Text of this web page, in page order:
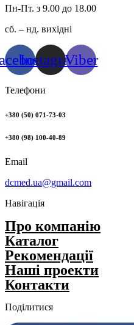
Пн-Пт. з 9.00 до 18.00
сб. – нд. вихідні
InstagramViber
Телефони
+380 (50) 071-73-03
+380 (98) 100-40-89
Email
dcmed.ua@gmail.com
Навігація
Про компанію
Каталог
Рекомендації
Нашi проекти
Контакти
Поділитися